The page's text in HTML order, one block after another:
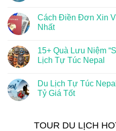
Cách Điền Đơn Xin
Nhất
15+ Quà Lưu Niệm
Lịch Tự Túc Nepal
Du Lịch Tự Túc
Tỷ Giá Tốt
TOUR DU LỊCH